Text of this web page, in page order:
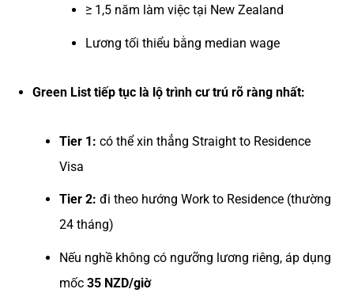
≥ 1,5 năm làm việc tại New Zealand
Lương tối thiểu bằng median wage
Green List tiếp tục là lộ trình cư trú rõ ràng nhất:
Tier 1: có thể xin thẳng Straight to Residence
Visa
Tier 2: đi theo hướng Work to Residence (thường
24 tháng)
Nếu nghề không có ngưỡng lương riêng, áp dụng
mốc 35 NZD/giờ